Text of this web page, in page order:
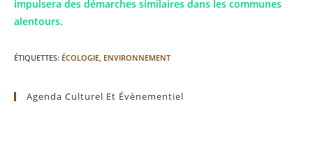
impulsera des démarches similaires dans les communes
alentours.
ÉTIQUETTES: ÉCOLOGIE, ENVIRONNEMENT
Agenda Culturel Et Évènementiel